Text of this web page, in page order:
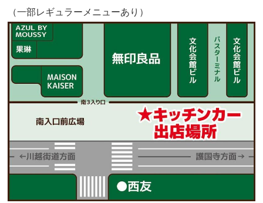
（一部レギュラーメニューあり）